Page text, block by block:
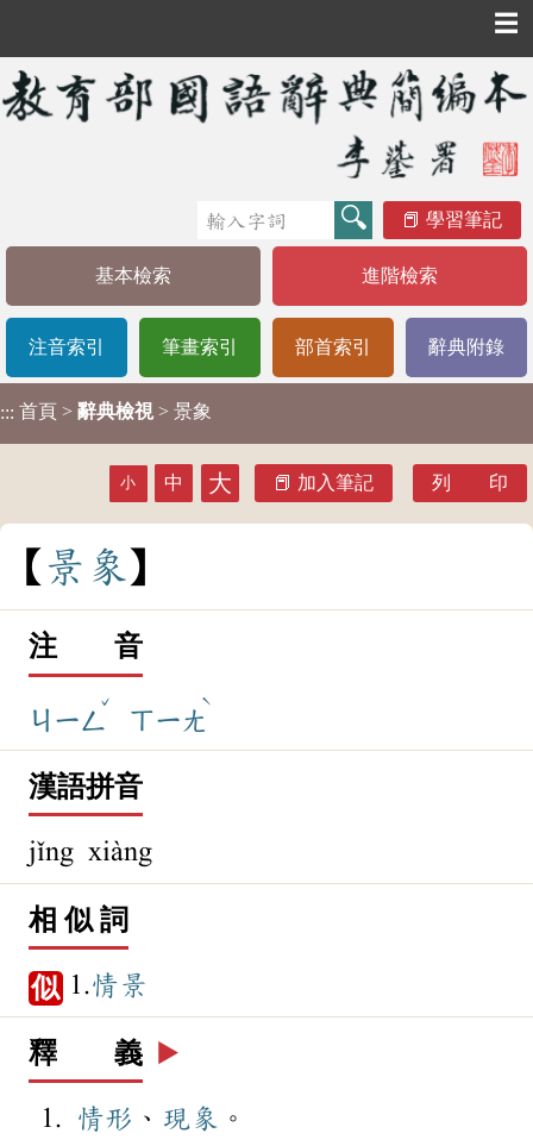
☰
學習筆記
基本檢索 進階檢索
注音索引 筆畫索引 部首索引 辭典附錄
::: 首頁 > 辭典檢視 > 景象
小 中 大 加入筆記 列 印
景 象
注 音
ㄐㄧㄥ
ˇ
ㄒㄧㄤ
ˋ
漢語拼音
jǐng xiàng
相 似 詞
似 1.情景
釋 義 ▶️
情形 、 現象 。